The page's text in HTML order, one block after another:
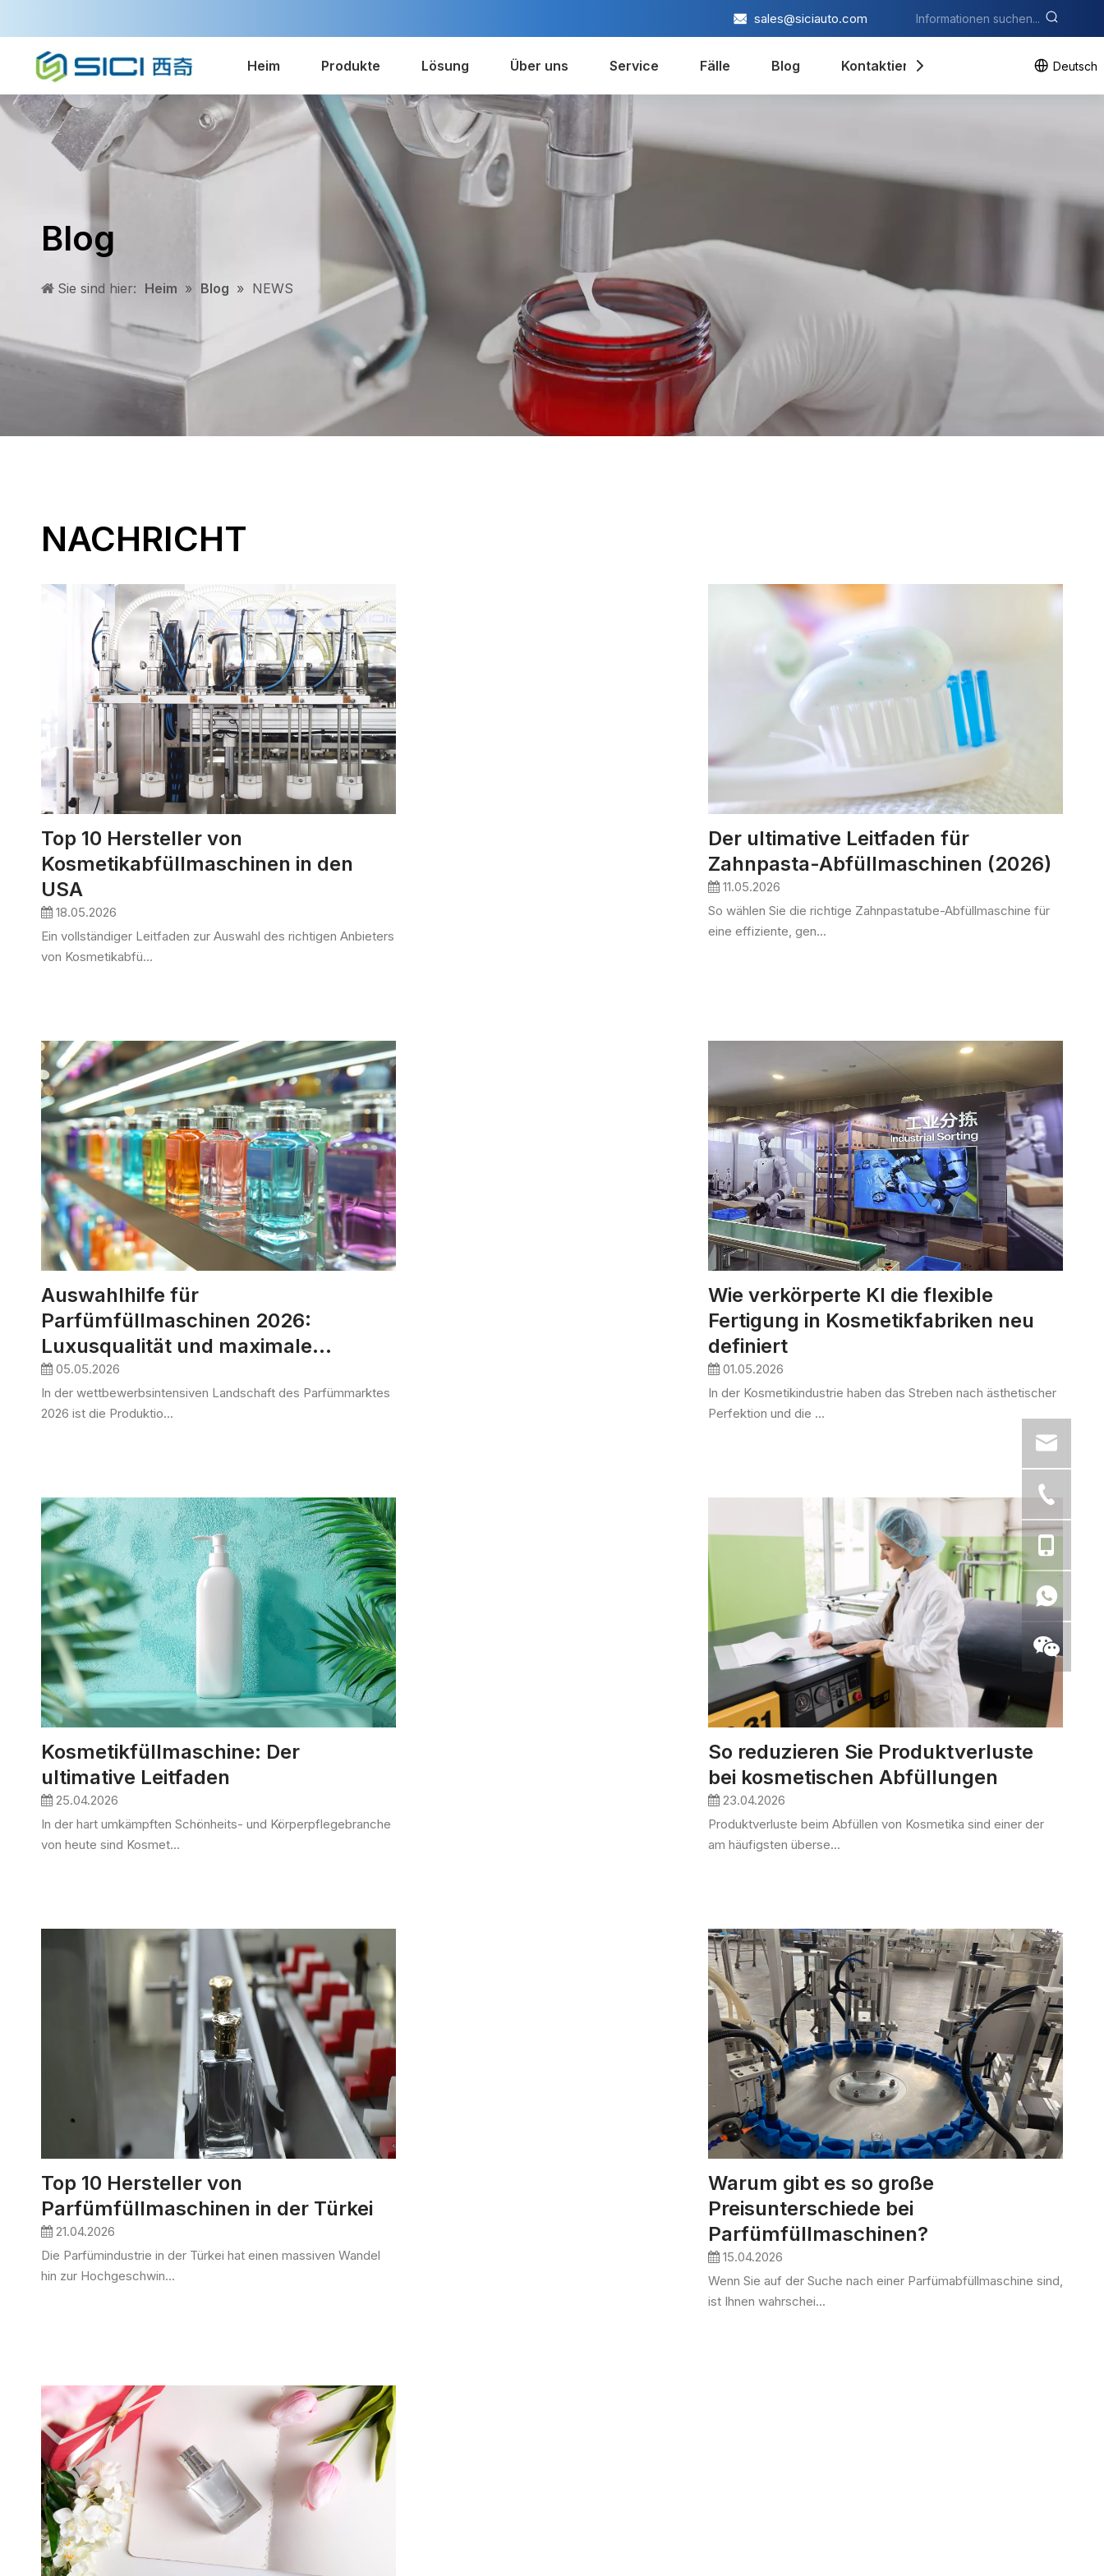
sales@siciauto.com
Heim Produkte Lösung Über uns Service Fälle Blog Kontaktieren Sie uns Deutsch
Blog
Sie sind hier: Heim » Blog » NEWS
NACHRICHT
Top 10 Hersteller von
Kosmetikabfüllmaschinen in den
USA
18.05.2026
Ein vollständiger Leitfaden zur Auswahl des richtigen Anbieters
von Kosmetikabfü...
Der ultimative Leitfaden für
Zahnpasta-Abfüllmaschinen (2026)
11.05.2026
So wählen Sie die richtige Zahnpastatube-Abfüllmaschine für
eine effiziente, gen...
Auswahlhilfe für
Parfümfüllmaschinen 2026:
Luxusqualität und maximale
Ausbeute erzielen
05.05.2026
In der wettbewerbsintensiven Landschaft des Parfümmarktes
2026 ist die Produktio...
Wie verkörperte KI die flexible
Fertigung in Kosmetikfabriken neu
definiert
01.05.2026
In der Kosmetikindustrie haben das Streben nach ästhetischer
Perfektion und die ...
Kosmetikfüllmaschine: Der
ultimative Leitfaden
25.04.2026
In der hart umkämpften Schönheits- und Körperpflegebranche
von heute sind Kosmet...
So reduzieren Sie Produktverluste
bei kosmetischen Abfüllungen
23.04.2026
​Produktverluste beim Abfüllen von Kosmetika sind einer der
am häufigsten überse...
Top 10 Hersteller von
Parfümfüllmaschinen in der Türkei
21.04.2026
Die Parfümindustrie in der Türkei hat einen massiven Wandel
hin zur Hochgeschwin...
Warum gibt es so große
Preisunterschiede bei
Parfümfüllmaschinen?
15.04.2026
Wenn Sie auf der Suche nach einer Parfümabfüllmaschine sind,
ist Ihnen wahrschei...